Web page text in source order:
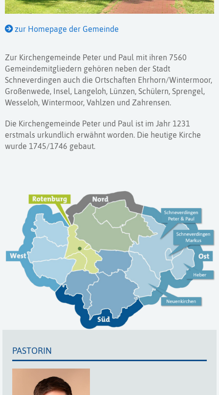
zur Homepage der Gemeinde
Zur Kirchengemeinde Peter und Paul mit ihren 7560
Gemeindemitgliedern gehören neben der Stadt
Schneverdingen auch die Ortschaften Ehrhorn/Wintermoor,
Großenwede, Insel, Langeloh, Lünzen, Schülern, Sprengel,
Wesseloh, Wintermoor, Vahlzen und Zahrensen.
Die Kirchengemeinde Peter und Paul ist im Jahr 1231
erstmals urkundlich erwähnt worden. Die heutige Kirche
wurde 1745/1746 gebaut.
PASTORIN